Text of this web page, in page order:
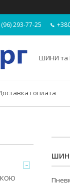
293-77-25
ШИНИ та
і оплата